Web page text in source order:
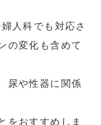
人科でも対応さ
の変化も含めて
尿や性器に関係
をおすすめしま